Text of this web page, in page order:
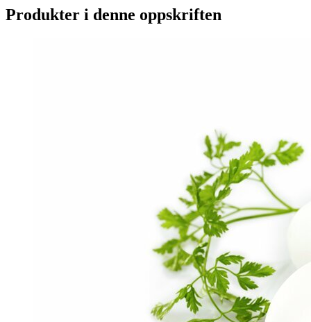
Produkter i denne oppskriften